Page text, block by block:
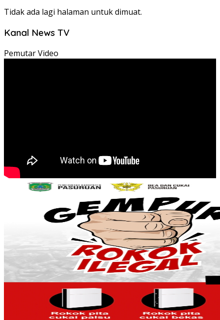
Tidak ada lagi halaman untuk dimuat.
Kanal News TV
Pemutar Video